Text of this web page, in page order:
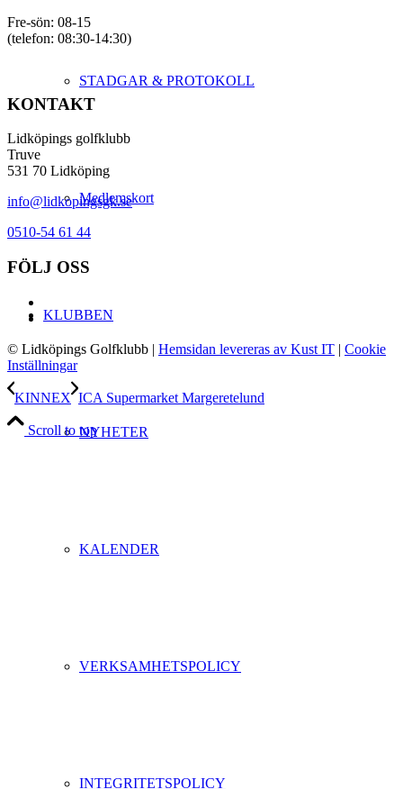
STADGAR & PROTOKOLL
Medlemskort
KLUBBEN
NYHETER
KALENDER
VERKSAMHETSPOLICY
INTEGRITETSPOLICY
Fre-sön: 08-15
(telefon: 08:30-14:30)
KONTAKT
Lidköpings golfklubb
Truve
531 70 Lidköping
info@lidkopingsgk.se
0510-54 61 44
FÖLJ OSS
© Lidköpings Golfklubb | Hemsidan levereras av Kust IT | Cookie
Inställningar
KINNEX ICA Supermarket Margeretelund
Scroll to top